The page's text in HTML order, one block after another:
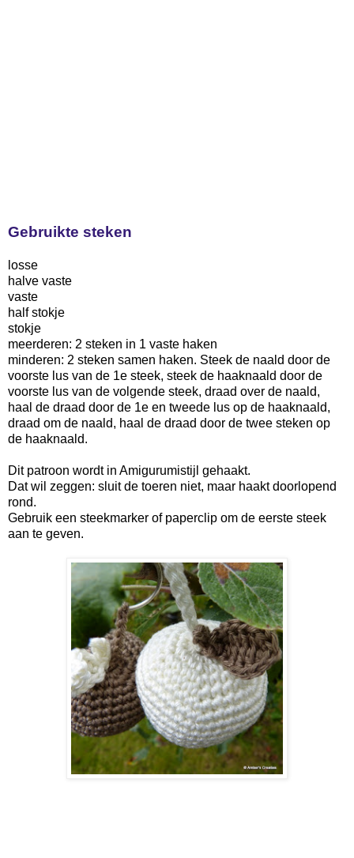
Gebruikte steken
losse
halve vaste
vaste
half stokje
stokje
meerderen: 2 steken in 1 vaste haken
minderen: 2 steken samen haken. Steek de naald door de
voorste lus van de 1e steek, steek de haaknaald door de
voorste lus van de volgende steek, draad over de naald,
haal de draad door de 1e en tweede lus op de haaknaald,
draad om de naald, haal de draad door de twee steken op
de haaknaald.
Dit patroon wordt in Amigurumistijl gehaakt.
Dat wil zeggen: sluit de toeren niet, maar haakt doorlopend
rond.
Gebruik een steekmarker of paperclip om de eerste steek
aan te geven.